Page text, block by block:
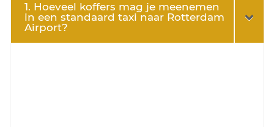
1. Hoeveel koffers mag je meenemen
in een standaard taxi naar Rotterdam
Airport?